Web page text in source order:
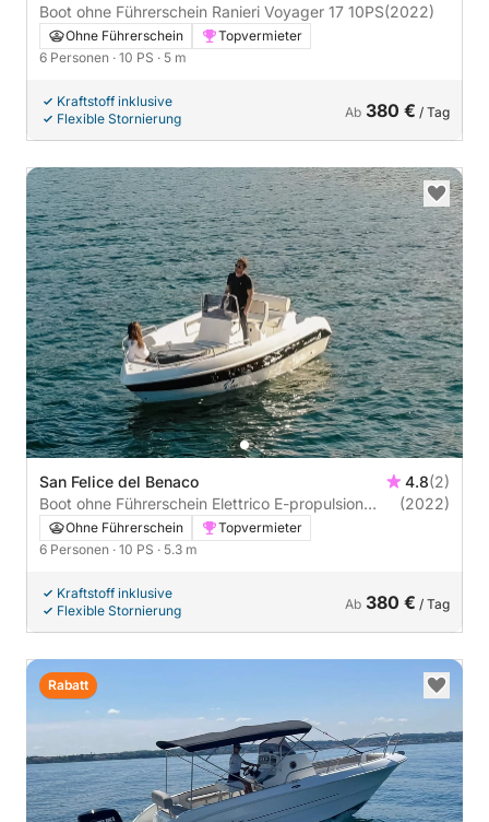
Boot ohne Führerschein Ranieri Voyager 17 10PS(2022)
Ohne Führerschein
Topvermieter
6 Personen · 10 PS · 5 m
Kraftstoff inklusive
Flexible Stornierung
Ab 380 € / Tag
San Felice del Benaco 4.8(2)
Boot ohne Führerschein Elettrico E-propulsion
Allegra Open 18 10PS
(2022)
Ohne Führerschein
Topvermieter
6 Personen · 10 PS · 5.3 m
Kraftstoff inklusive
Flexible Stornierung
Ab 380 € / Tag
Rabatt